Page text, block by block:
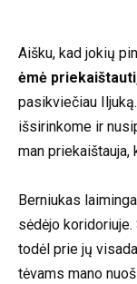
Aišku, kad jokių
ėmė
pasikviečiau
išsirinkome ir
man priekaištauja,
Berniukas
sėdėjo
todėl prie jų
tėvams mano